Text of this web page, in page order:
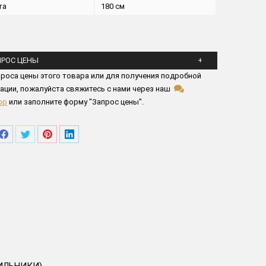
180 см
ЦЕНЫ
заполните все поля ниже
цены этого товара или для получения подробной
пожалуйста свяжитесь с нами через наш
или заполните форму "Запрос цены".
Поделиться
Поделиться
Поделиться
Поделиться